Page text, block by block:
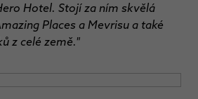
Hotel. Stojí za ním skvělá
Places a Mevrisu a také
z celé země."